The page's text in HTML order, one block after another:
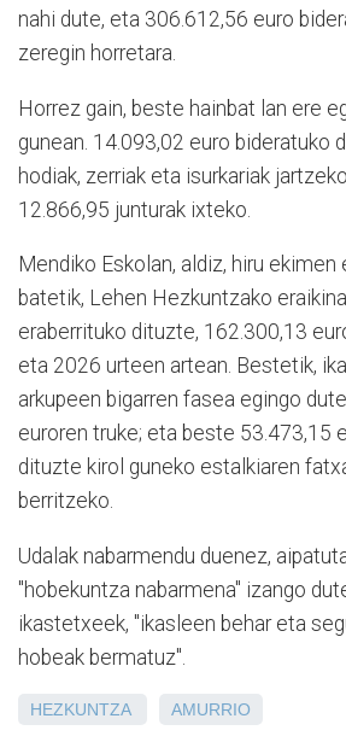
nahi dute, eta 306.612,56 euro
zeregin horretara.
Horrez gain, beste hainbat lan ere
gunean. 14.093,02 euro bideratuko
hodiak, zerriak eta isurkariak
12.866,95 junturak ixteko.
Mendiko Eskolan, aldiz, hiru
batetik, Lehen Hezkuntzako
eraberrituko dituzte, 162.300,13
eta 2026 urteen artean. Bestetik,
arkupeen bigarren fasea egingo
euroren truke; eta beste 53.473,15
dituzte kirol guneko estalkiaren
berritzeko.
Udalak nabarmendu duenez,
"hobekuntza nabarmena" izango
ikastetxeek, "ikasleen behar eta
hobeak bermatuz".
HEZKUNTZA AMURRIO